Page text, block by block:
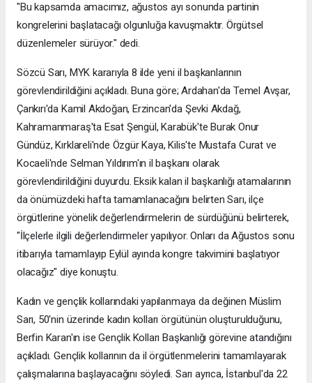
"Bu kapsamda amacımız, ağustos ayı sonunda partinin
kongrelerini başlatacağı olgunluğa kavuşmaktır. Örgütsel
düzenlemeler sürüyor." dedi.
Sözcü Sarı, MYK kararıyla 8 ilde yeni il başkanlarının
görevlendirildiğini açıkladı. Buna göre; Ardahan'da Temel Avşar,
Çankırı'da Kamil Akdoğan, Erzincan'da Şevki Akdağ,
Kahramanmaraş'ta Esat Şengül, Karabük'te Burak Onur
Gündüz, Kırklareli'nde Özgür Kaya, Kilis'te Mustafa Curat ve
Kocaeli'nde Selman Yıldırım'ın il başkanı olarak
görevlendirildiğini duyurdu. Eksik kalan il başkanlığı atamalarının
da önümüzdeki hafta tamamlanacağını belirten Sarı, ilçe
örgütlerine yönelik değerlendirmelerin de sürdüğünü belirterek,
"İlçelerle ilgili değerlendirmeler yapılıyor. Onları da Ağustos sonu
itibarıyla tamamlayıp Eylül ayında kongre takvimini başlatıyor
olacağız" diye konuştu.
Kadın ve gençlik kollarındaki yapılanmaya da değinen Müslim
Sarı, 50'nin üzerinde kadın kolları örgütünün oluşturulduğunu,
Berfin Karan'ın ise Gençlik Kolları Başkanlığı görevine atandığını
açıkladı. Gençlik kollarının da il örgütlenmelerini tamamlayarak
çalışmalarına başlayacağını söyledi. Sarı ayrıca, İstanbul'da 22